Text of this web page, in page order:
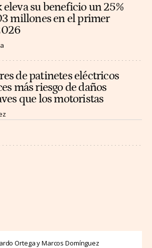
su beneficio un 25%
millones en el primer
de patinetes eléctricos
más riesgo de daños
que los motoristas
Ortega y Marcos Domínguez